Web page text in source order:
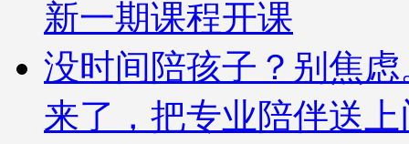
新一期课程开课
没时间陪孩子？别焦
来了，把专业陪伴送上